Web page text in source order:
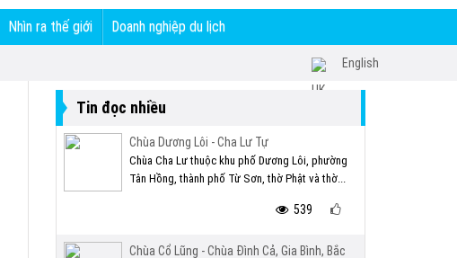
Nhìn ra thế giới Doanh nghiệp du lịch
English
Tin đọc nhiều
Chùa Dương Lôi - Cha Lư Tự
Chùa Cha Lư thuộc khu phố Dương Lôi, phường
Tân Hồng, thành phố Từ Sơn, thờ Phật và thờ...
539
Chùa Cổ Lũng - Chùa Đình Cả, Gia Bình, Bắc